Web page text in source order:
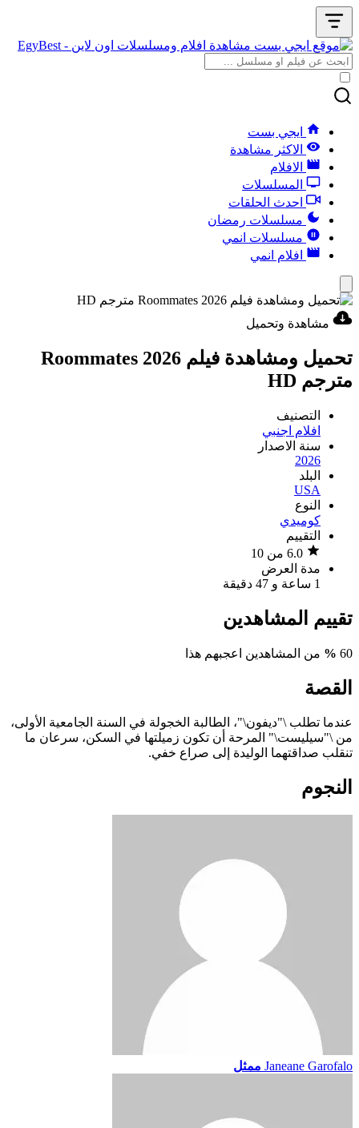
ايجي بست
الاكثر مشاهدة
الافلام
المسلسلات
احدث الحلقات
مسلسلات رمضان
مسلسلات انمي
افلام انمي
مشاهدة وتحميل
تحميل ومشاهدة فيلم Roommates 2026
مترجم HD
التصنيف
افلام اجنبي
سنة الاصدار
2026
البلد
USA
النوع
كوميدي
التقييم
مدة العرض
1 ساعة و 47 دقيقة
تقييم المشاهدين
60
% من المشاهدين اعجبهم هذا
القصة
عندما تطلب \"ديفون\"، الطالبة الخجولة في السنة الجامعية الأولى،
من \"سيليست\" المرحة أن تكون زميلتها في السكن، سرعان ما
تنقلب صداقتهما الوليدة إلى صراع خفي.
النجوم
Janeane Garofalo ممثل